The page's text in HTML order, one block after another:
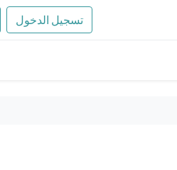
تسجيل الدخول